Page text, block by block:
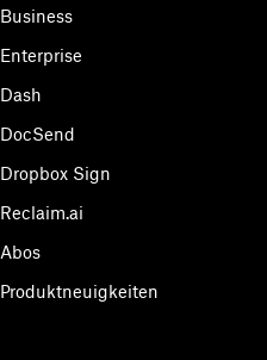
Business
Enterprise
Dash
DocSend
Dropbox Sign
Reclaim.ai
Abos
Produktneuigkeiten